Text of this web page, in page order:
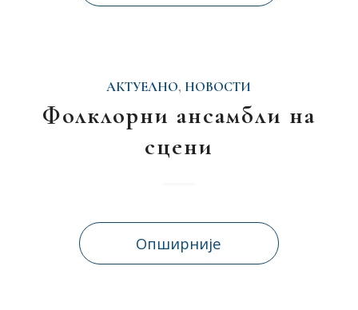
АКТУЕЛНО, НОВОСТИ
Фолклорни ансамбли на
сцени
Опширније